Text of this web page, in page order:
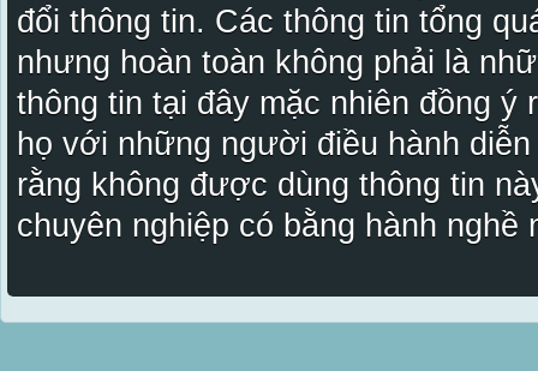
đổi thông tin. Các thông tin tổng
nhưng hoàn toàn không phải là
thông tin tại đây mặc nhiên đồng ý
họ với những người điều hành
rằng không được dùng thông tin
chuyên nghiệp có bằng hành